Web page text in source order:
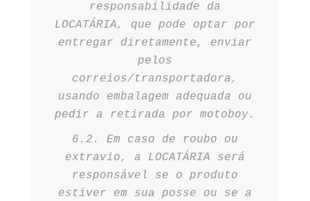
responsabilidade da
LOCATÁRIA, que pode optar por
entregar diretamente, enviar
pelos
correios/transportadora,
usando embalagem adequada ou
pedir a retirada por motoboy.
6.2. Em caso de roubo ou
extravio, a LOCATÁRIA será
responsável se o produto
estiver em sua posse ou se a